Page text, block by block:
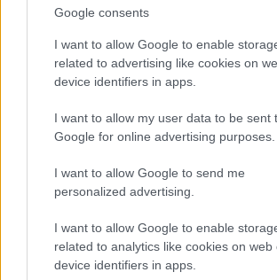
Google consents
I want to allow Google to enable
related to advertising like cookies on
device identifiers in apps.
I want to allow my user data to be sent
Google for online advertising purposes.
I want to allow Google to send me
personalized advertising.
I want to allow Google to enable
related to analytics like cookies on web
device identifiers in apps.
spēs iegūt 80% šajā lauku
Vai darbs no 9.00 līdz 17.00
Numerologi izceļ četrus
svarīga
Dzer un tievē? Nosauktas 9
palīdzēs atbrīvoties no liekā
Vai esi izvilcis laimīgo lozi?
kādām sievām kļūst katrā
dzimušās sievietes
Atcelt Ziņot